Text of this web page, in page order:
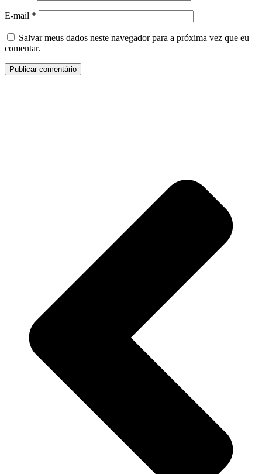
E-mail *
Salvar meus dados neste navegador para a próxima vez que eu
comentar.